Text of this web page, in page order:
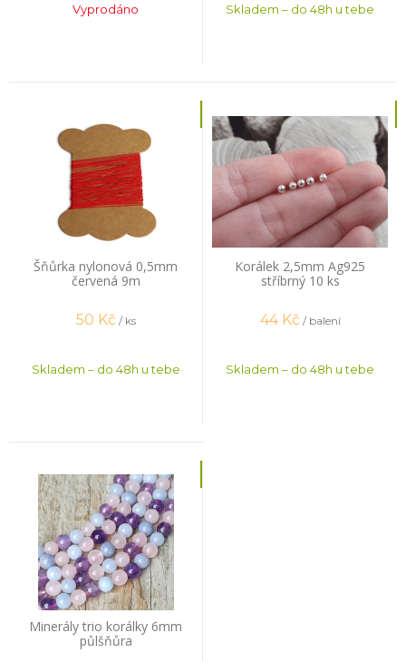
Vyprodáno Skladem – do 48h u tebe
Šňůrka nylonová 0,5mm
červená 9m
50 Kč / ks
Skladem – do 48h u tebe
Korálek 2,5mm Ag925
stříbrný 10 ks
44 Kč / balení
Skladem – do 48h u tebe
Minerály trio korálky 6mm
půlšňůra